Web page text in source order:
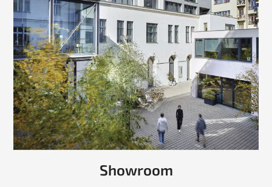
Showroom